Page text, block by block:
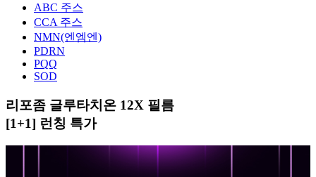
ABC 주스
CCA 주스
NMN(엔엠엔)
PDRN
PQQ
SOD
리포좀 글루타치온 12X 필름
[1+1] 런칭 특가